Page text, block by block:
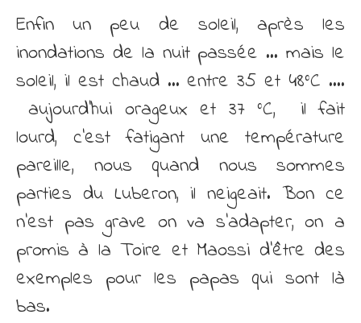
Enfin un peu de soleil, après les
inondations de la nuit passée … mais le
soleil, il est chaud … entre 35 et 48°C ….
aujourd’hui orageux et 37 °C, il fait
lourd, c’est fatigant une température
pareille, nous quand nous sommes
parties du Luberon, il neigeait. Bon ce
n’est pas grave on va s’adapter, on a
promis à la Toire et Maossi d’être des
exemples pour les papas qui sont là
bas.